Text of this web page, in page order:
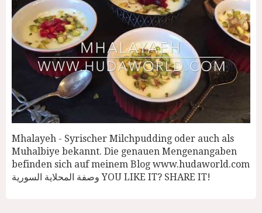
Mhalayeh - Syrischer Milchpudding oder auch als
Muhalbiye bekannt. Die genauen Mengenangaben
befinden sich auf meinem Blog www.hudaworld.com
وصفة المحلاية السورية YOU LIKE IT? SHARE IT!